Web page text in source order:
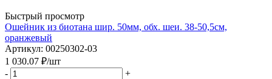
Быстрый просмотр
Ошейник из биотана шир. 50мм, обх. шеи. 38-50,5см,
оранжевый
Артикул: 00250302-03
1 030.07 ₽/шт
-
+